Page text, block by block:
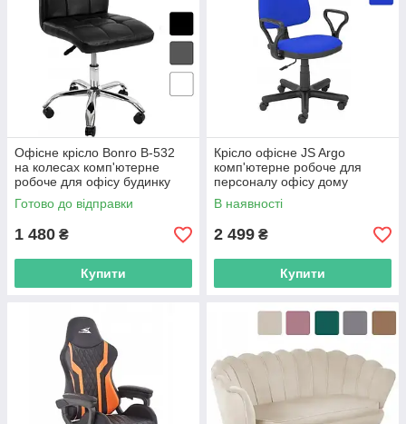
Офісне крісло Bonro B-532
на колесах комп'ютерне
робоче для офісу будинку
Чорний R_9172
Готово до відправки
1 480 ₴
Купити
Крісло офісне JS Argo
комп'ютерне робоче для
персоналу офісу дому
R_2264
В наявності
2 499 ₴
Купити